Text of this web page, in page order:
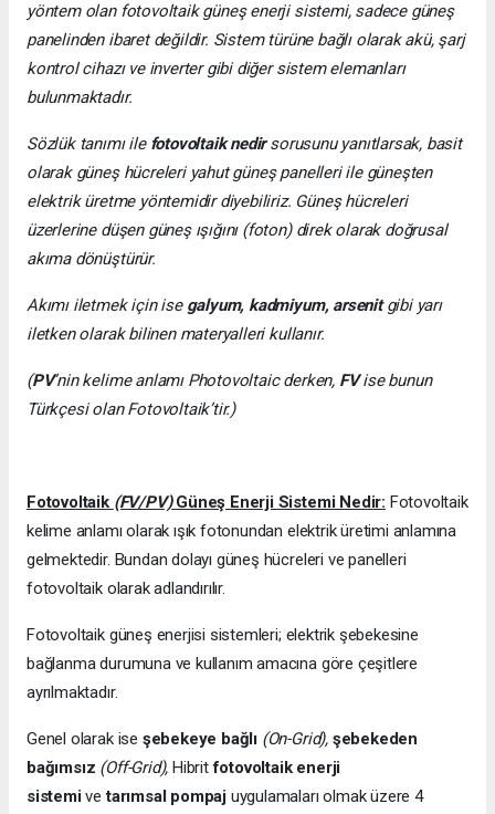
yöntem olan fotovoltaik güneş enerji sistemi, sadece güneş
panelinden ibaret değildir. Sistem türüne bağlı olarak akü, şarj
kontrol cihazı ve inverter gibi diğer sistem elemanları
bulunmaktadır.
Sözlük tanımı ile fotovoltaik nedirsorusunu yanıtlarsak, basit
olarak güneş hücreleri yahut güneş panelleri ile güneşten
elektrik üretme yöntemidir diyebiliriz. Güneş hücreleri
üzerlerine düşen güneş ışığını (foton) direk olarak doğrusal
akıma dönüştürür.
Akımı iletmek için ise galyum, kadmiyum, arsenitgibi yarı
iletken olarak bilinen materyalleri kullanır.
(PV’nin kelime anlamı Photovoltaic derken, FVise bunun
Türkçesi olan Fotovoltaik’tir.)
Fotovoltaik (FV/PV)Güneş Enerji Sistemi Nedir: Fotovoltaik
kelime anlamı olarak ışık fotonundan elektrik üretimi anlamına
gelmektedir. Bundan dolayı güneş hücreleri ve panelleri
fotovoltaik olarak adlandırılır.
Fotovoltaik güneş enerjisi sistemleri; elektrik şebekesine
bağlanma durumuna ve kullanım amacına göre çeşitlere
ayrılmaktadır.
Genel olarak ise şebekeye bağlı (On-Grid), şebekeden
bağımsız (Off-Grid), Hibritfotovoltaik enerji
sistemivetarımsal pompaj uygulamaları olmak üzere 4